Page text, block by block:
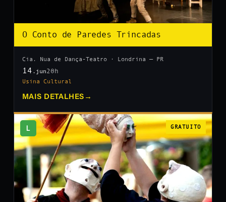
O Conto de Paredes Trincadas
Cia. Nua de Dança-Teatro · Londrina — PR
14 .jun20h
Usina Cultural
MAIS DETALHES →
L GRATUITO